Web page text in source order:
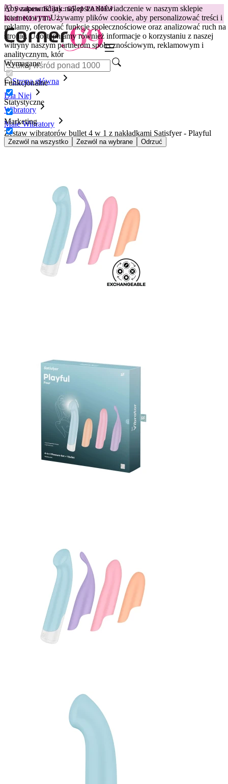
Aby zapewnić jak najlepsze doświadczenie w naszym sklepie
internetowym.Używamy plików cookie, aby personalizować treści i
reklamy, oferować funkcje społecznościowe oraz analizować ruch na
stronie. Udostępniamy również informacje o korzystaniu z naszej
witryny naszym partnerom społecznościowym, reklamowym i
analitycznym, któr
Wymagane
Funkcjonalne
Statystyczne
Marketing
Zezwól na wszystko Zezwól na wybrane Odrzuć
😽Svakom Klitty: 65 zł TANIEJ
Kod: KLITTY →
Strona główna
Dla Niej
Wibratory
Małe Wibratory
Zestaw wibratorów bullet 4 w 1 z nakładkami Satisfyer - Playful
Four